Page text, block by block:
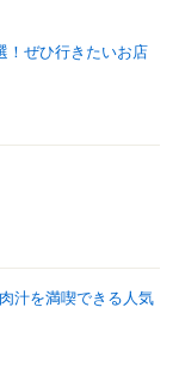
！ぜひ行きたいお店
汁を満喫できる人気